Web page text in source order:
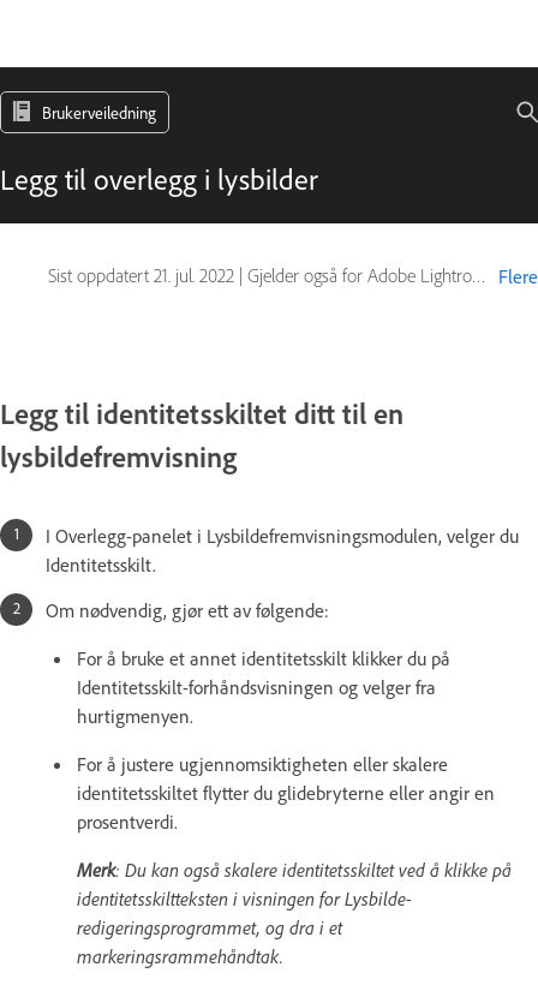
Brukerveiledning
Legg til overlegg i lysbilder
Sist oppdatert 21. jul. 2022 | Gjelder også for Adobe Lightroom 5 Flere
Legg til identitetsskiltet ditt til en
lysbildefremvisning
I Overlegg-panelet i Lysbildefremvisningsmodulen, velger du
Identitetsskilt.
Om nødvendig, gjør ett av følgende:
For å bruke et annet identitetsskilt klikker du på
Identitetsskilt-forhåndsvisningen og velger fra
hurtigmenyen.
For å justere ugjennomsiktigheten eller skalere
identitetsskiltet flytter du glidebryterne eller angir en
prosentverdi.
Merk: Du kan også skalere identitetsskiltet ved å klikke på
identitetsskiltteksten i visningen for Lysbilde-
redigeringsprogrammet, og dra i et
markeringsrammehåndtak.